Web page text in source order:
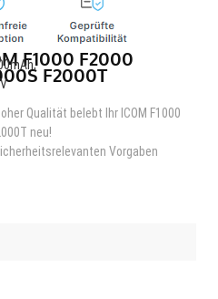
F1000 F2000
F2000T
Qualität belebt Ihr ICOM F1000
neu!
Vorgaben